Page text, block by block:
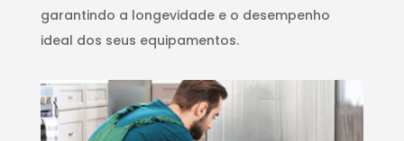
garantindo a longevidade e o desempenho
ideal dos seus equipamentos.